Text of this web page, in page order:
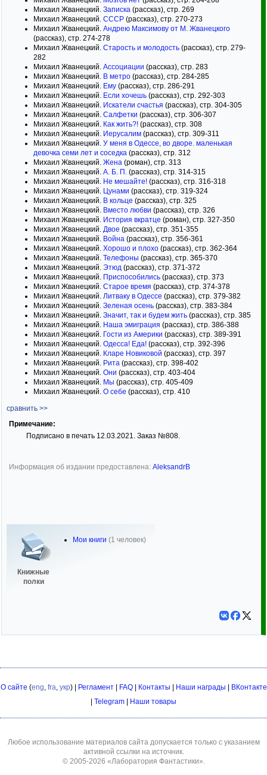
Михаил Жванецкий. Записка (рассказ), стр. 269
Михаил Жванецкий. СССР (рассказ), стр. 270-273
Михаил Жванецкий. Андрею Максимову от М. Жванецкого
(рассказ), стр. 274-278
Михаил Жванецкий. Старость и молодость (рассказ), стр. 279-
282
Михаил Жванецкий. Ассоциации (рассказ), стр. 283
Михаил Жванецкий. В метро (рассказ), стр. 284-285
Михаил Жванецкий. Ему (рассказ), стр. 286-291
Михаил Жванецкий. Если хочешь (рассказ), стр. 292-303
Михаил Жванецкий. Искатели счастья (рассказ), стр. 304-305
Михаил Жванецкий. Салфетки (рассказ), стр. 306-307
Михаил Жванецкий. Как жить?! (рассказ), стр. 308
Михаил Жванецкий. Иерусалим (рассказ), стр. 309-311
Михаил Жванецкий. У меня в Одессе, во дворе. маленькая
девочка семи лет и соседка (рассказ), стр. 312
Михаил Жванецкий. Жена (роман), стр. 313
Михаил Жванецкий. А. Б. П. (рассказ), стр. 314-315
Михаил Жванецкий. Не мешайте! (рассказ), стр. 316-318
Михаил Жванецкий. Цунами (рассказ), стр. 319-324
Михаил Жванецкий. В кольце (рассказ), стр. 325
Михаил Жванецкий. Вместо любви (рассказ), стр. 326
Михаил Жванецкий. История вкратце (роман), стр. 327-350
Михаил Жванецкий. Двое (рассказ), стр. 351-355
Михаил Жванецкий. Война (рассказ), стр. 356-361
Михаил Жванецкий. Хорошо и плохо (рассказ), стр. 362-364
Михаил Жванецкий. Телефоны (рассказ), стр. 365-370
Михаил Жванецкий. Этюд (рассказ), стр. 371-372
Михаил Жванецкий. Приспособились (рассказ), стр. 373
Михаил Жванецкий. Старое время (рассказ), стр. 374-378
Михаил Жванецкий. Литваку в Одессе (рассказ), стр. 379-382
Михаил Жванецкий. Зеленая осень (рассказ), стр. 383-384
Михаил Жванецкий. Значит, так и будем жить (рассказ), стр. 385
Михаил Жванецкий. Наша эмиграция (рассказ), стр. 386-388
Михаил Жванецкий. Гости из Америки (рассказ), стр. 389-391
Михаил Жванецкий. Одесса! Еда! (рассказ), стр. 392-396
Михаил Жванецкий. Кларе Новиковой (рассказ), стр. 397
Михаил Жванецкий. Рита (рассказ), стр. 398-402
Михаил Жванецкий. Они (рассказ), стр. 403-404
Михаил Жванецкий. Мы (рассказ), стр. 405-409
Михаил Жванецкий. О себе (рассказ), стр. 410
сравнить >>
Примечание:
Подписано в печать 12.03.2021. Заказ №808.
Информация об издании предоставлена: AleksandrB
Книжные
полки
Мои книги (1 человек)
О сайте (eng, fra, укр) | Регламент| FAQ| Контакты Наши награды
ВКонтакте
Telegram Наши товары
Любое использование материалов сайта допускается только с указанием
активной ссылки на источник.
© 2005-2026 «Лаборатория Фантастики».